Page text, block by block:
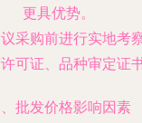
更具优势。
采购前进行实地考
可证、品种审定证
批发价格影响因素